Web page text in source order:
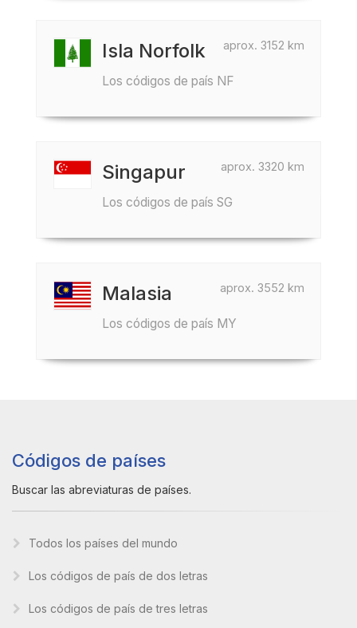
aprox. 3152 km
Isla Norfolk
Los códigos de país NF
aprox. 3320 km
Singapur
Los códigos de país SG
aprox. 3552 km
Malasia
Los códigos de país MY
Códigos de países
Buscar las abreviaturas de países.
Todos los países del mundo
Los códigos de país de dos letras
Los códigos de país de tres letras